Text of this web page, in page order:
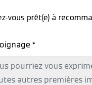
vous prêt(e) à
*